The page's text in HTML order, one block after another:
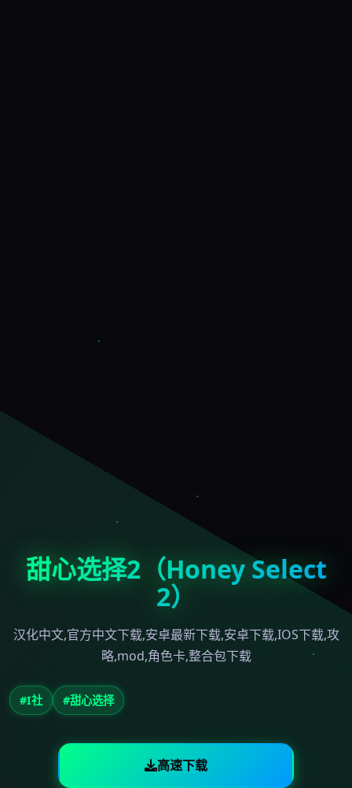
甜心选择2（Honey Select
2）
汉化中文,官方中文下载,安卓最新下载,安卓下载,IOS下载,攻
略,mod,角色卡,整合包下载
#I社 #甜心选择
高速下载